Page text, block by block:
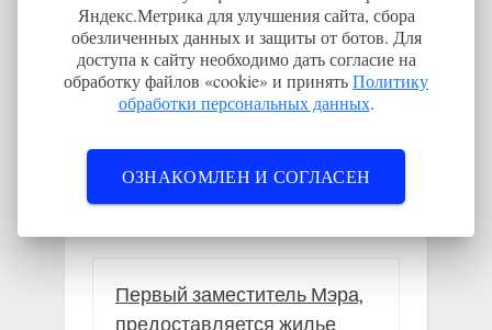
➣ Как получить жильё за работу без участия
в госпрограммах: на примере Кировской
области
➣Кто должен оплачивать переезд на работу
➣Где и кем работать, чтобы получить жильё
Новые вакансии
Первый заместитель Мэра,
предоставляется жилье
Яндекс.Метрика для улучшения сайта, сбора
обезличенных данных и защиты от ботов. Для
доступа к сайту необходимо дать согласие на
обработку файлов «cookie» и принятьПолитику
обработки персональных данных.
ОЗНАКОМЛЕН И СОГЛАСЕН